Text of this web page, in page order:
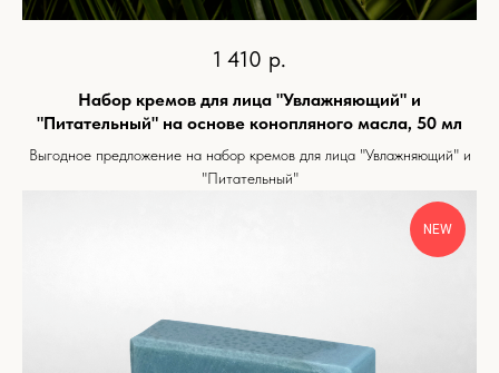
1 410 р.
Набор кремов для лица "Увлажняющий" и
"Питательный" на основе конопляного масла, 50 мл
Выгодное предложение на набор кремов для лица "Увлажняющий" и
"Питательный"
NEW